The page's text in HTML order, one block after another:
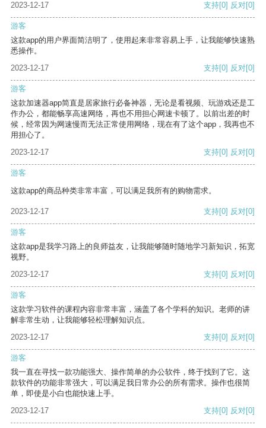
2023-12-17 支持[0] 反对[0]
游客
这款app的用户界面简洁明了，使用起来非常容易上手，让我能够快速熟
悉操作。
2023-12-17
支持[0] 反对[0]
游客
这款加速器app简直是居家旅行必备神器，无论是看视频、玩游戏还是工
作办公，都能畅享高速网络，再也不用担心网速卡顿了。以前出差的时
候，经常因为网速慢而无法正常使用网络，现在有了这个app，我再也不
用担心了。
2023-12-17
支持[0] 反对[0]
游客
这款app的商品种类非常丰富，可以满足我所有的购物需求。
2023-12-17 支持[0] 反对[0]
游客
这款app是我学习路上的良师益友，让我能够随时随地学习新知识，拓宽
视野。
2023-12-17
支持[0] 反对[0]
游客
这款学习软件的课程内容非常丰富，涵盖了各个学科的知识。老师的讲
解非常生动，让我能够轻松理解知识点。
2023-12-17
支持[0] 反对[0]
游客
我一直在寻找一款功能强大、操作简单的办公软件，终于找到了它。这
款软件的功能非常强大，可以满足我日常办公的所有需求。操作也很简
单，即使是小白也能快速上手。
2023-12-17
支持[0] 反对[0]